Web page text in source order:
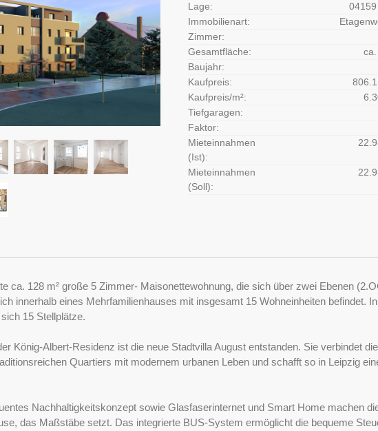
Lage:
Immobilienart:
Zimmer:
Gesamtfläche:
Baujahr:
Kaufpreis:
Kaufpreis/m²:
Tiefgaragen:
Faktor:
Mieteinnahmen
(Ist):
Mieteinnahmen
(Soll):
ca. 128 m² große 5 Zimmer- Maisonettewohnung, die sich über zwei Ebenen
innerhalb eines Mehrfamilienhauses mit insgesamt 15 Wohneinheiten befindet.
15 Stellplätze.
König-Albert-Residenz ist die neue Stadtvilla August entstanden. Sie verbindet die
Quartiers mit modernem urbanen Leben und schafft so in Leipzig
Nachhaltigkeitskonzept sowie Glasfaserinternet und Smart Home machen
das Maßstäbe setzt. Das integrierte BUS-System ermöglicht die bequeme